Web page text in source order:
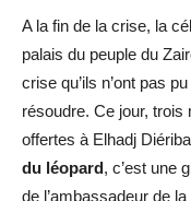
A la fin de la crise, la
palais du peuple du
crise qu’ils n’ont pas
résoudre. Ce jour, trois
offertes à Elhadj
du léopard, c’est une
de l’ambassadeur de